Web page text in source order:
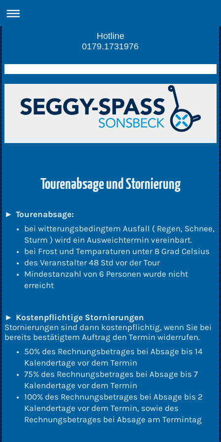
Hotline
0179.1731976
Tourenabsage und Stornierung
► Tourenabsage:
bei witterungsbedingtem Ausfall ( Regen, Schnee,
Sturm ) wird ein Ausweichtermin vereinbart.
bei Frost und Temparaturen unter 8 Grad Celsius
des Veranstalter 48 Std vor der Tour
Mindestanzahl von 6 Personen wurde nicht
erreicht
► Kostenpflichtige Stornierungen
Stornierungen sind dann kostenpflichtig, wenn Sie bei
bereits bestätigtem Auftrag den Termin widerrufen.
50% des Rechnungsbetrages bei Absage bis 14
Kalendertage vor dem Termin
75% des Rechnungsbetrages bei Absage bis 7
Kalendertage vor dem Termin
100% des Rechnungsbetrages bei Absage bis 2
Kalendertage vor dem Termin, sowie des
Rechnungsbetrages bei Absage am Termintag